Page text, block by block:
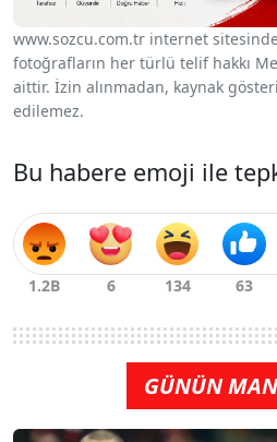
www.sozcu.com.tr internet
fotoğrafların her türlü telif hakkı
aittir. İzin alınmadan, kaynak
edilemez.
Bu habere emoji ile
GÜNÜN